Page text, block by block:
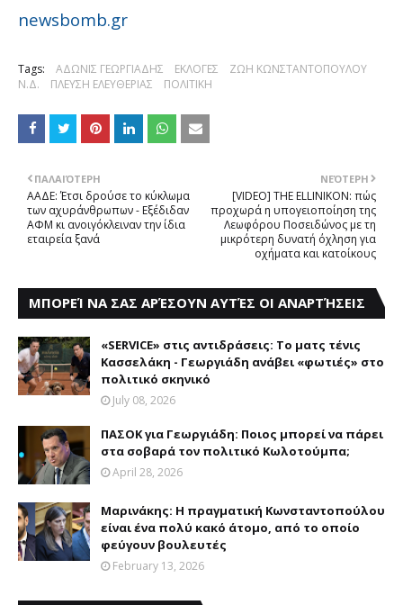
newsbomb.gr
Tags: ΑΔΩΝΙΣ ΓΕΩΡΓΙΑΔΗΣ ΕΚΛΟΓΕΣ
ΖΩΗ ΚΩΝΣΤΑΝΤΟΠΟΥΛΟΥ
Ν.Δ.
ΠΛΕΥΣΗ ΕΛΕΥΘΕΡΙΑΣ ΠΟΛΙΤΙΚΗ
ΝΕΌΤΕΡΗ
[VIDEO] THE ELLINIKON: πώς
προχωρά η υπογειοποίηση της
Λεωφόρου Ποσειδώνος με τη
μικρότερη δυνατή όχληση για
οχήματα και κατοίκους
ΠΑΛΑΙΌΤΕΡΗ
AAΔE: Έτσι δρούσε το κύκλωμα
των αχυράνθρωπων - Εξέδιδαν
ΑΦΜ κι ανοιγόκλειναν την ίδια
εταιρεία ξανά
ΜΠΟΡΕΊ ΝΑ ΣΑΣ ΑΡΈΣΟΥΝ ΑΥΤΈΣ ΟΙ ΑΝΑΡΤΉΣΕΙΣ
«SERVICE» στις αντιδράσεις: Το ματς τένις
Κασσελάκη - Γεωργιάδη ανάβει «φωτιές» στο
πολιτικό σκηνικό
July 08, 2026
ΠAΣΟΚ για Γεωργιάδη: Ποιος μπορεί να πάρει
στα σοβαρά τον πολιτικό Kωλοτούμπα;
April 28, 2026
Mαρινάκης: H πραγματική Kωνσταντοπούλου
είναι ένα πολύ κακό άτομο, από το οποίο
φεύγουν βουλευτές
February 13, 2026